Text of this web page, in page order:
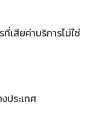
เสียค่าบริการไม่ใช่
ประเทศ